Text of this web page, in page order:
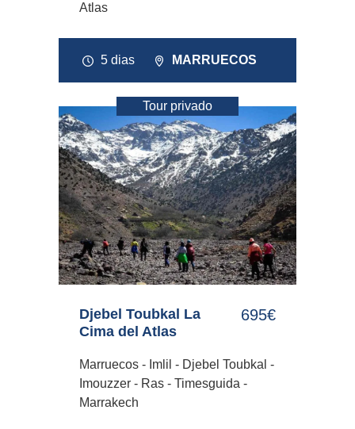
Atlas
5 dias MARRUECOS
Tour privado
Djebel Toubkal La
Cima del Atlas
695€
Marruecos - Imlil - Djebel Toubkal -
Imouzzer - Ras - Timesguida -
Marrakech